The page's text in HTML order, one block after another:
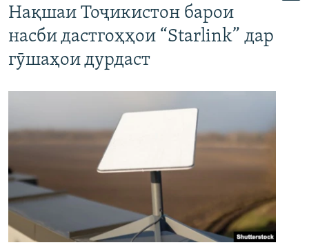
Нақшаи Тоҷикистон барои
насби дастгоҳҳои “Starlink” дар
гӯшаҳои дурдаст